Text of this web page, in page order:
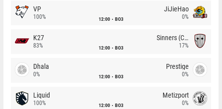
VP
100% 12:00 BO3
JiJieHao
0%
K27
83% 12:00 BO3
Sinners (CZ)
17%
Dhala
0% 12:00 BO3
Prestige
0%
Liquid
100% 12:00 BO3
Metizport
0%